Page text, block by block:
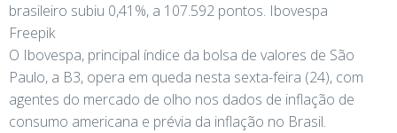
brasileiro subiu 0,41%, a 107.592 pontos. Ibovespa
Freepik
O Ibovespa, principal índice da bolsa de valores de São
Paulo, a B3, opera em queda nesta sexta-feira (24), com
agentes do mercado de olho nos dados de inflação de
consumo americana e prévia da inflação no Brasil.